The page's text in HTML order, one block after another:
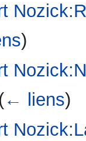
)
(← liens)